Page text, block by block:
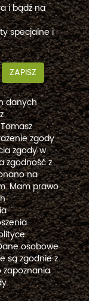
i bądź na
specjalne i
ZAPISZ
danych
zgody
zgody w
zgodność z
na
Mam prawo
osobowe
są zgodnie z